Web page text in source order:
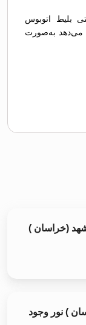
بلیط اتوبوس
می‌دهد به‌صورت
(خراسان )
) نور وجود